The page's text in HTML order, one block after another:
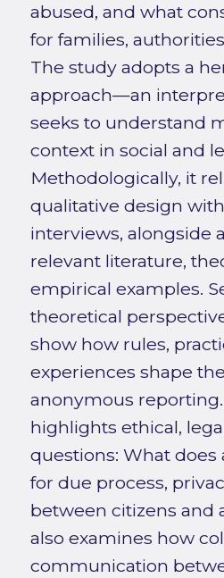
abused, and what
for families,
The study adopts a
approach—an
seeks to understand
context in social and
Methodologically, it
qualitative design
interviews, alongside
relevant literature,
empirical examples.
theoretical
show how rules,
experiences shape
anonymous
highlights ethical,
questions: What
for due process,
between citizens and
also examines how
communication